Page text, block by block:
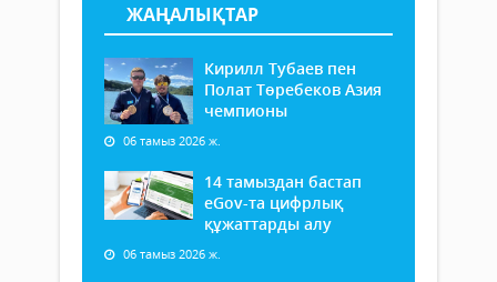
ЖАҢАЛЫҚТАР
Кирилл Тубаев пен
Полат Төребеков Азия
чемпионы
06 тамыз 2026 ж.
14 тамыздан бастап
еGov-та цифрлық
құжаттарды алу
06 тамыз 2026 ж.